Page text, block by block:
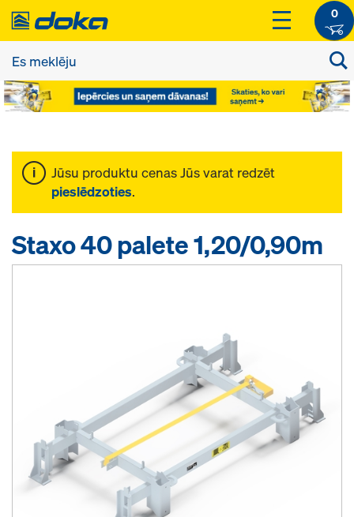
0
Jūsu produktu cenas Jūs varat redzēt
pieslēdzoties.
Staxo 40 palete 1,20/0,90m